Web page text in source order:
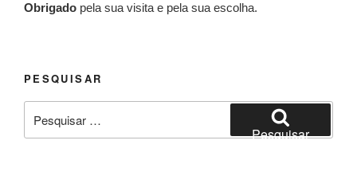
Obrigado pela sua visita e pela sua escolha.
PESQUISAR
por:
Pesquisar